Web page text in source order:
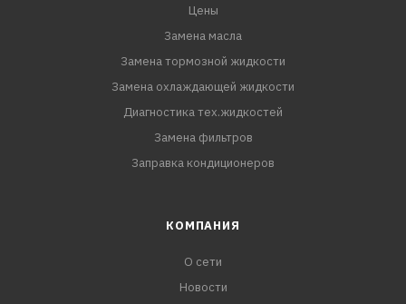
Цены
Замена масла
Замена тормозной жидкости
Замена охлаждающей жидкости
Диагностика тех.жидкостей
Замена фильтров
Заправка кондиционеров
КОМПАНИЯ
О сети
Новости